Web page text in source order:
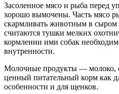
Засоленное мясо и рыба перед
хорошо вымочены. Часть мясо
скармливать животным в
считаются тушки мелких
кормлении ими собак
внутренности.
Молочные продукты — молоко,
ценный питательный корм как
особенности и для щенков.